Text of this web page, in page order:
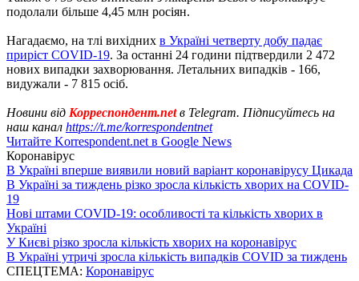
подолали більше 4,45 млн росіян.
Нагадаємо, на тлі вихідних в Україні четверту добу падає
приріст COVID-19. За останні 24 години підтвердили 2 472
нових випадки захворювання. Летальних випадків - 166,
видужали - 7 815 осіб.
Новини від Корреспондент.netв Telegram. Підписуйтесь на
наш канал https://t.me/korrespondentnet
Читайте Korrespondent.net в Google News
Коронавірус
В Україні вперше виявили новий варіант коронавірусу Цикада
В Україні за тиждень різко зросла кількість хворих на COVID-
19
Нові штами COVID-19: особливості та кількість хворих в
Україні
У Києві різко зросла кількість хворих на коронавірус
В Україні утричі зросла кількість випадків COVID за тиждень
СПЕЦТЕМА: Коронавірус